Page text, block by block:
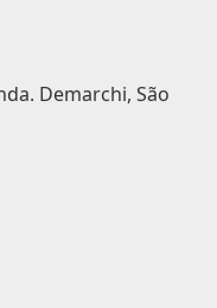
Demarchi, São